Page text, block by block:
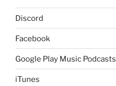
Discord
Facebook
Google Play Music Podcasts
iTunes